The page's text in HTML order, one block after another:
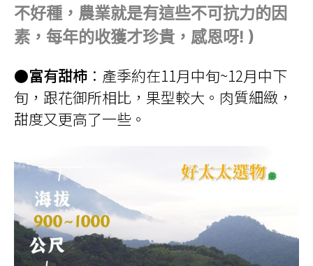
不好種，農業就是有這些不可抗力的因
素，每年的收獲才珍貴，感恩呀! )
●富有甜柿 ：產季約在11月中旬~12月中下
旬，跟花御所相比，果型較大。肉質細緻，
甜度又更高了一些。